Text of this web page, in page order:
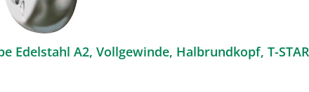
Edelstahl A2, Vollgewinde, Halbrundkopf, T-